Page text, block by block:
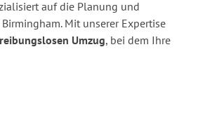
auf die Planung und
Mit unserer Expertise
reibungslosen Umzug, bei dem Ihre